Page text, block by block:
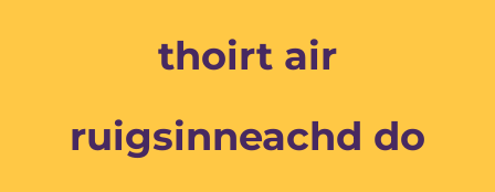
thoirt air
ruigsinneachd do